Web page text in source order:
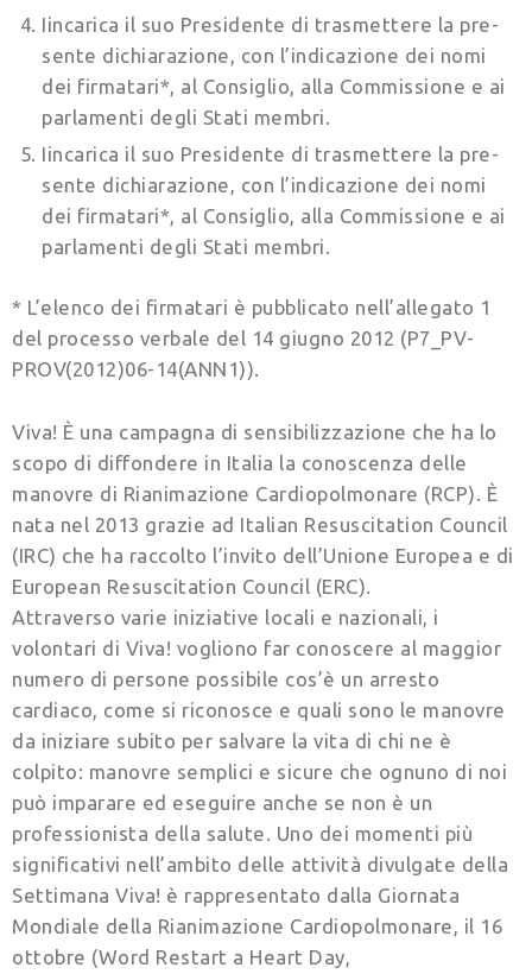
Iincarica il suo Presidente di trasmettere la pre­
sente dichiarazione, con l’indicazione dei nomi
dei firmatari*, al Consiglio, alla Commissione e ai
parlamenti degli Stati membri.
Iincarica il suo Presidente di trasmettere la pre­
sente dichiarazione, con l’indicazione dei nomi
dei firmatari*, al Consiglio, alla Commissione e ai
parlamenti degli Stati membri.
* L’elenco dei firmatari è pubblicato nell’allegato 1
del processo ver­bale del 14 giugno 2012 (P7_PV-
PROV(2012)06-14(ANN1)).
Viva! È una campagna di sensibilizzazione che ha lo
scopo di diffondere in Italia la conoscenza delle
manovre di Rianimazione Cardiopolmonare (RCP). È
nata nel 2013 grazie ad Italian Resuscitation Council
(IRC) che ha raccolto l’invito dell’Unione Europea e di
European Resuscitation Council (ERC).
Attraverso varie iniziative locali e nazionali, i
volontari di Viva! vogliono far conoscere al maggior
numero di persone possibile cos’è un arresto
cardiaco, come si riconosce e quali sono le manovre
da iniziare subito per salvare la vita di chi ne è
colpito: manovre semplici e sicure che ognuno di noi
può imparare ed eseguire anche se non è un
professionista della salute. Uno dei momenti più
significativi nell’ambito delle attività divulgate della
Settimana Viva! è rappresentato dalla Giornata
Mondiale della Rianimazione Cardiopolmonare, il 16
ottobre (Word Restart a Heart Day,